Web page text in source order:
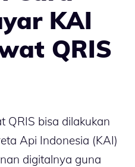
KAI
QRIS
QRIS bisa dilakukan
Api Indonesia (KAI)
digitalnya guna